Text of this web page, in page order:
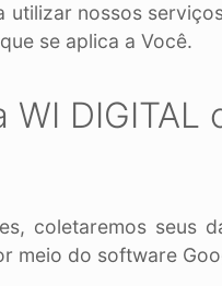
nossos
se aplica a Você.
DIGITAL
coletaremos
meio do software